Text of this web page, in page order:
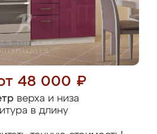
48 000 ₽
верха и низа
в длину